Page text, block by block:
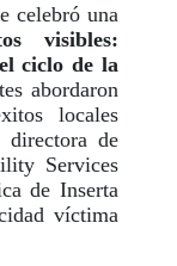
celebró una
visibles:
ciclo de la
abordaron
locales
directora de
Services
de Inserta
víctima